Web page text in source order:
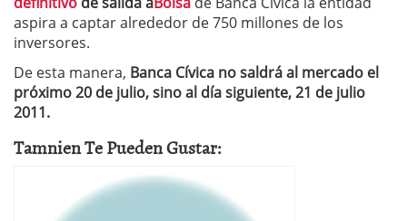
aspira a captar alrededor de 750 millones de los
inversores.
De esta manera, Banca Cívica no saldráal mercado el
próximo 20 de julio, sino al día siguiente, 21 de julio
2011.
Tamnien Te Pueden Gustar: